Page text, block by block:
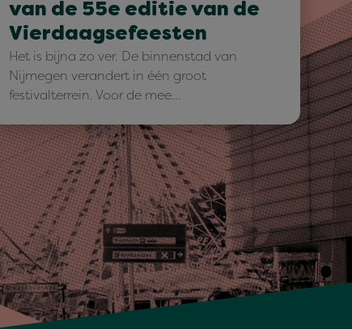
van de 55e editie van de
Vierdaagsefeesten
Het is bijna zo ver. De binnenstad van
Nijmegen verandert in één groot
festivalterrein. Voor de mee…